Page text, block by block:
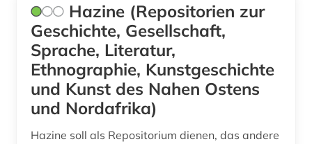
Hazine (Repositorien zur
Geschichte, Gesellschaft,
Sprache, Literatur,
Ethnographie, Kunstgeschichte
und Kunst des Nahen Ostens
und Nordafrika)
Hazine soll als Repositorium dienen, das andere